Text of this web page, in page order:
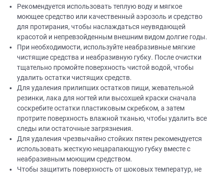
Рекомендуется использовать теплую воду и мягкое
моющее средство или качественный аэрозоль и средство
для протирания, чтобы наслаждаться неувядающей
красотой и непревзойденным внешним видом долгие годы.
При необходимости, используйте неабразивные мягкие
чистящие средства и неабразивную губку. После очистки
тщательно промойте поверхность чистой водой, чтобы
удалить остатки чистящих средств.
Для удаления прилипших остатков пищи, жевательной
резинки, лака для ногтей или высохшей краски сначала
соскребите остатки пластиковым скребком, а затем
протрите поверхность влажной тканью, чтобы удалить все
следы или остаточные загрязнения.
Для удаления чрезвычайно стойких пятен рекомендуется
использовать жесткую нецарапающую губку вместе с
неабразивным моющим средством.
Чтобы защитить поверхность от шоковых температур, не